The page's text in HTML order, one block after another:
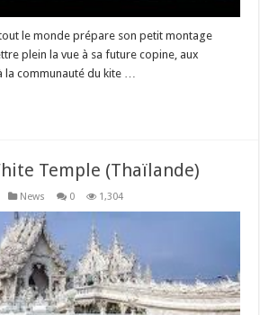
tout le monde prépare son petit montage
plein la vue à sa future copine, aux
la communauté du kite …
Temple (Thaïlande)
News 0 1,304